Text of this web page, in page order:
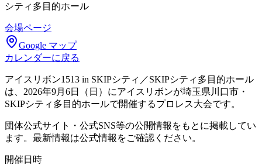
シティ多目的ホール
会場ページ
Google マップ
カレンダーに戻る
アイスリボン1513 in SKIPシティ／SKIPシティ多目的ホール
は、2026年9月6日（日）にアイスリボンが埼玉県川口市・
SKIPシティ多目的ホールで開催するプロレス大会です。
団体公式サイト・公式SNS等の公開情報をもとに掲載してい
ます。最新情報は公式情報をご確認ください。
開催日時